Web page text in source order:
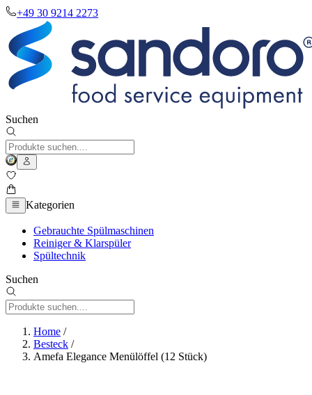
+49 30 9214 2273
Suchen
Kategorien
Gebrauchte Spülmaschinen
Reiniger & Klarspüler
Spültechnik
Suchen
Home /
Besteck /
Amefa Elegance Menülöffel (12 Stück)